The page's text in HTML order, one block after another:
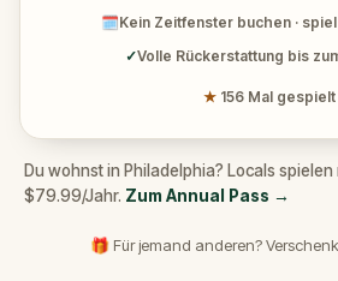
🗓Kein Zeitfenster buchen ·
✓Volle Rückerstattung bis
★ 156 Mal gespielt
Du wohnst in Philadelphia? Locals spielen
$79.99/Jahr. Zum Annual Pass →
🎁 Für jemand anderen?